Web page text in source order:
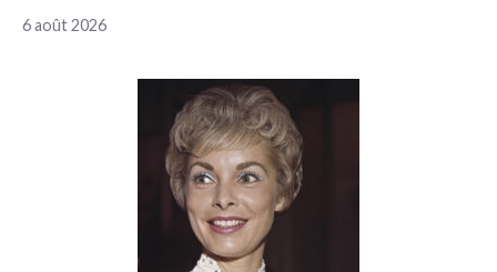
6 août 2026